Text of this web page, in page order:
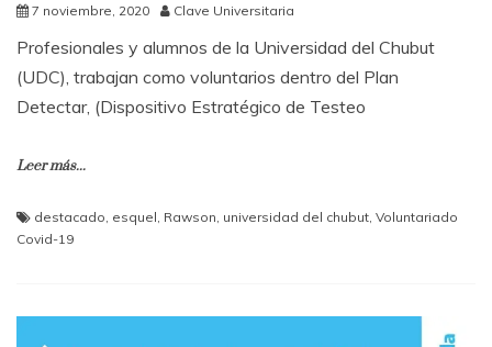
7 noviembre, 2020 Clave Universitaria
Profesionales y alumnos de la Universidad del Chubut
(UDC), trabajan como voluntarios dentro del Plan
Detectar, (Dispositivo Estratégico de Testeo
Leer más...
destacado, esquel, Rawson, universidad del chubut, Voluntariado
Covid-19